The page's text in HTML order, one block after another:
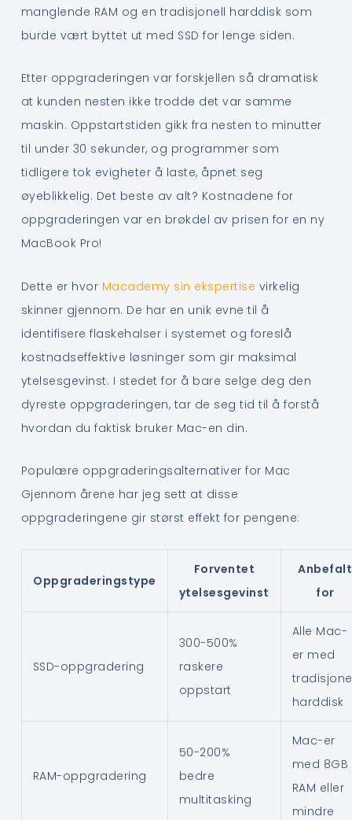
manglende RAM og en tradisjonell harddisk som
burde vært byttet ut med SSD for lenge siden.
Etter oppgraderingen var forskjellen så dramatisk
at kunden nesten ikke trodde det var samme
maskin. Oppstartstiden gikk fra nesten to minutter
til under 30 sekunder, og programmer som
tidligere tok evigheter å laste, åpnet seg
øyeblikkelig. Det beste av alt? Kostnadene for
oppgraderingen var en brøkdel av prisen for en ny
MacBook Pro!
Dette er hvor Macademy sin ekspertise virkelig
skinner gjennom. De har en unik evne til å
identifisere flaskehalser i systemet og foreslå
kostnadseffektive løsninger som gir maksimal
ytelsesgevinst. I stedet for å bare selge deg den
dyreste oppgraderingen, tar de seg tid til å forstå
hvordan du faktisk bruker Mac-en din.
Populære oppgraderingsalternativer for Mac
Gjennom årene har jeg sett at disse
oppgraderingene gir størst effekt for pengene:
Oppgraderingstype
Forventet
ytelsesgevinst
Anbefalt
for
SSD-oppgradering
300-500%
raskere
oppstart
Alle Mac-
er med
harddisk
RAM-oppgradering
50-200%
bedre
multitasking
Mac-er
med 8GB
RAM eller
mindre